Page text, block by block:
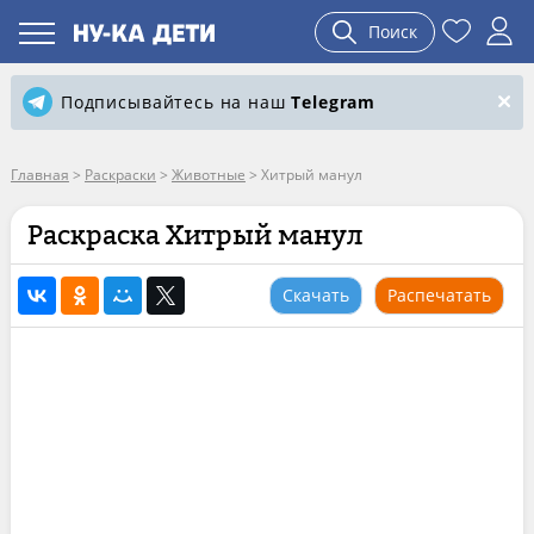
Поиск
Подписывайтесь на нашTelegram
Главная > Раскраски > Животные > Хитрый манул
Раскраска Хитрый манул
Скачать Распечатать